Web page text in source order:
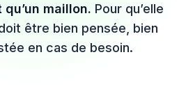
qu’un maillon. Pour qu’elle
être bien pensée, bien
en cas de besoin.